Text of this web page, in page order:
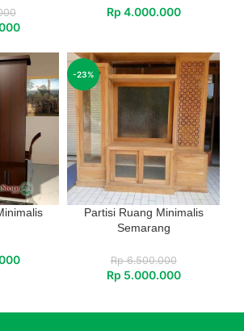
Rp 4.000.000
-23%
Partisi Ruang Minimalis
Semarang
Rp6.500.000
Rp 5.000.000